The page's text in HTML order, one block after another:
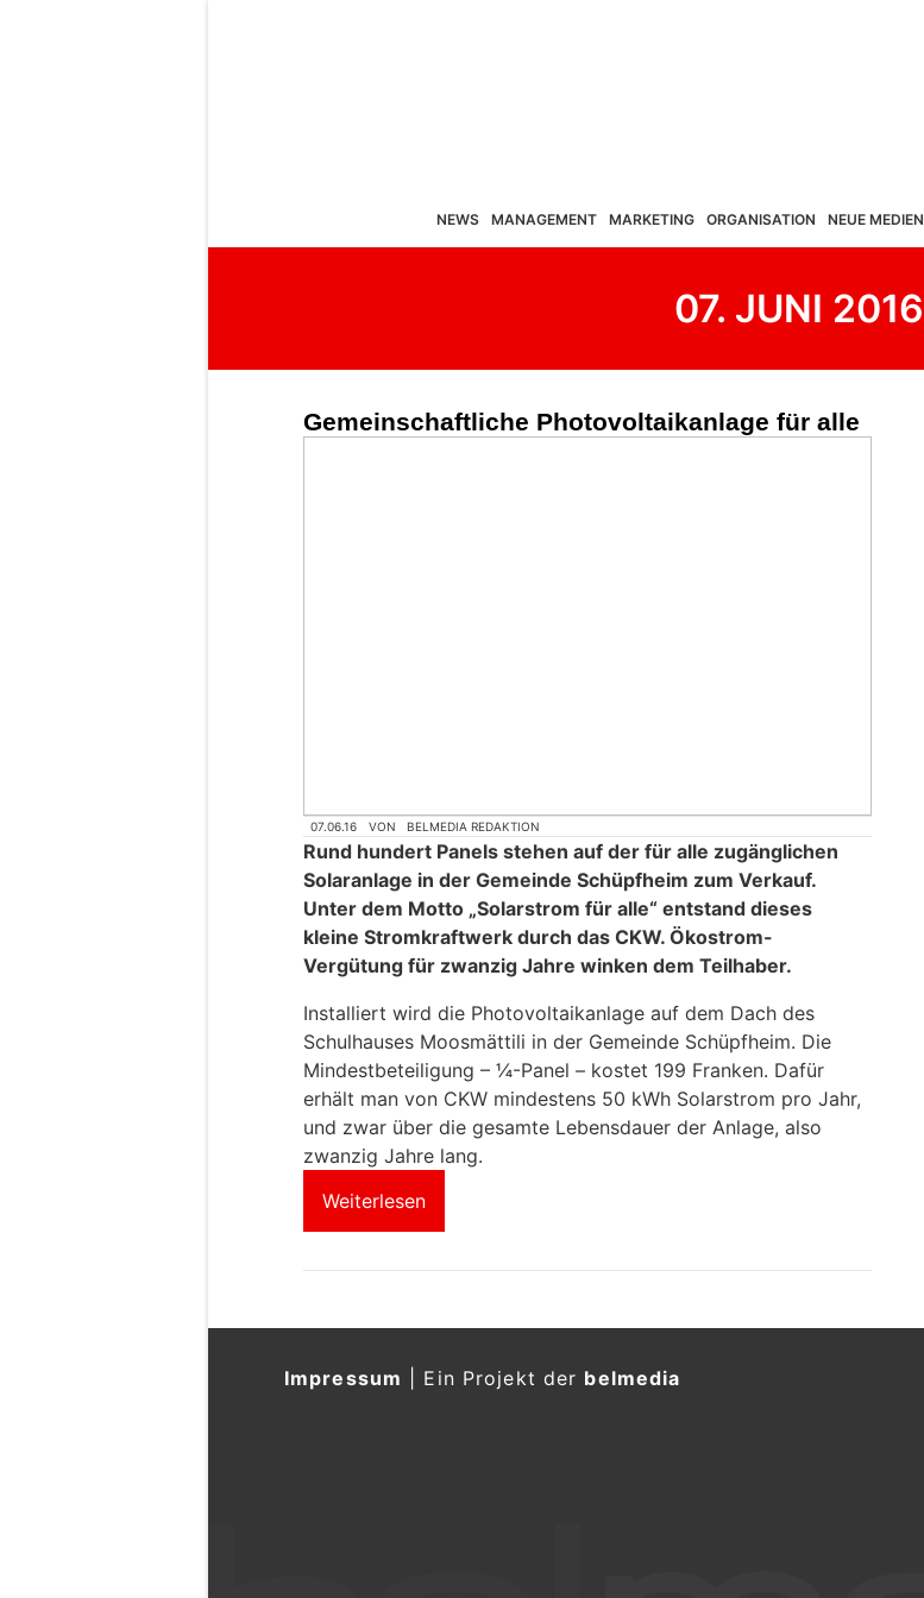
NEWS MANAGEMENT MARKETING ORGANISATION NEUE MEDIEN
07. JUNI 2016
Gemeinschaftliche Photovoltaikanlage für alle
07.06.16 VON BELMEDIA REDAKTION
Rund hundert Panels stehen auf der für alle zugänglichen
Solaranlage in der Gemeinde Schüpfheim zum Verkauf.
Unter dem Motto „Solarstrom für alle“ entstand dieses
kleine Stromkraftwerk durch das CKW. Ökostrom-
Vergütung für zwanzig Jahre winken dem Teilhaber.
Installiert wird die Photovoltaikanlage auf dem Dach des
Schulhauses Moosmättili in der Gemeinde Schüpfheim. Die
Mindestbeteiligung – ¼-Panel – kostet 199 Franken. Dafür
erhält man von CKW mindestens 50 kWh Solarstrom pro Jahr,
und zwar über die gesamte Lebensdauer der Anlage, also
zwanzig Jahre lang.
Weiterlesen
Impressum Ein Projekt der belmedia